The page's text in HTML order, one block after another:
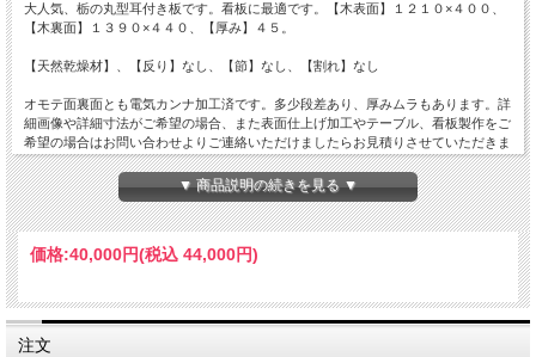
大人気、栃の丸型耳付き板です。看板に最適です。【木表面】１２１０×４００、
【木裏面】１３９０×４４０、【厚み】４５。
【天然乾燥材】、【反り】なし、【節】なし、【割れ】なし
オモテ面裏面とも電気カンナ加工済です。多少段差あり、厚みムラもあります。詳
細画像や詳細寸法がご希望の場合、また表面仕上げ加工やテーブル、看板製作をご
希望の場合はお問い合わせよりご連絡いただけましたらお見積りさせていただきま
す。
▼ 商品説明の続きを見る ▼
価格:40,000円(税込 44,000円)
注文